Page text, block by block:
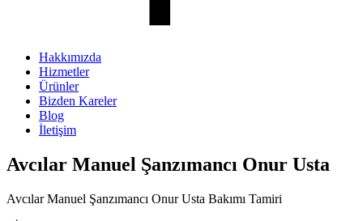
Hakkımızda
Hizmetler
Ürünler
Bizden Kareler
Blog
İletişim
Avcılar Manuel Şanzımancı Onur Usta
Avcılar Manuel Şanzımancı Onur Usta Bakımı Tamiri